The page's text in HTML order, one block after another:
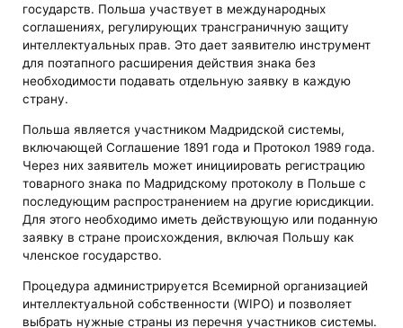
государств. Польша участвует в международных
соглашениях, регулирующих трансграничную защиту
интеллектуальных прав. Это дает заявителю инструмент
для поэтапного расширения действия знака без
необходимости подавать отдельную заявку в каждую
страну.
Польша является участником Мадридской системы,
включающей Соглашение 1891 года и Протокол 1989 года.
Через них заявитель может инициировать регистрацию
товарного знака по Мадридскому протоколу в Польше с
последующим распространением на другие юрисдикции.
Для этого необходимо иметь действующую или поданную
заявку в стране происхождения, включая Польшу как
членское государство.
Процедура администрируется Всемирной организацией
интеллектуальной собственности (WIPO) и позволяет
выбрать нужные страны из перечня участников системы.